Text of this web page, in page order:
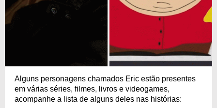
Alguns personagens chamados Eric estão presentes
em várias séries, filmes, livros e videogames,
acompanhe a lista de alguns deles nas histórias: